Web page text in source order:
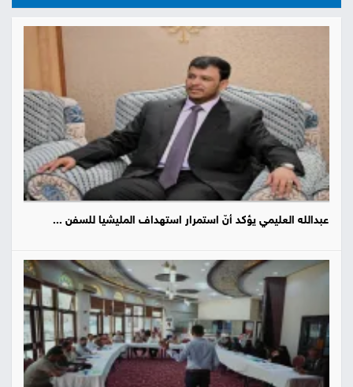
عبدالله العليمي يؤكد أنّ استمرار استهداف المليشيا للسفن ...